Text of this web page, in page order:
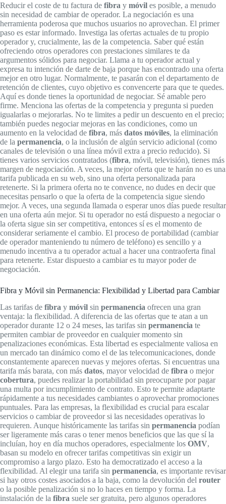
Reducir el coste de tu factura de fibra y móvil es posible, a menudo
sin necesidad de cambiar de operador. La negociación es una
herramienta poderosa que muchos usuarios no aprovechan. El primer
paso es estar informado. Investiga las ofertas actuales de tu propio
operador y, crucialmente, las de la competencia. Saber qué están
ofreciendo otros operadores con prestaciones similares te da
argumentos sólidos para negociar. Llama a tu operador actual y
expresa tu intención de darte de baja porque has encontrado una oferta
mejor en otro lugar. Normalmente, te pasarán con el departamento de
retención de clientes, cuyo objetivo es convencerte para que te quedes.
Aquí es donde tienes la oportunidad de negociar. Sé amable pero
firme. Menciona las ofertas de la competencia y pregunta si pueden
igualarlas o mejorarlas. No te limites a pedir un descuento en el precio;
también puedes negociar mejoras en las condiciones, como un
aumento en la velocidad de fibra, más datos móviles, la eliminación
de la permanencia, o la inclusión de algún servicio adicional (como
canales de televisión o una línea móvil extra a precio reducido). Si
tienes varios servicios contratados (fibra, móvil, televisión), tienes más
margen de negociación. A veces, la mejor oferta que te harán no es una
tarifa publicada en su web, sino una oferta personalizada para
retenerte. Si la primera oferta no te convence, no dudes en decir que
necesitas pensarlo o que la oferta de la competencia sigue siendo
mejor. A veces, una segunda llamada o esperar unos días puede resultar
en una oferta aún mejor. Si tu operador no está dispuesto a negociar o
la oferta sigue sin ser competitiva, entonces sí es el momento de
considerar seriamente el cambio. El proceso de portabilidad (cambiar
de operador manteniendo tu número de teléfono) es sencillo y a
menudo incentiva a tu operador actual a hacer una contraoferta final
para retenerte. Estar dispuesto a cambiar es tu mayor poder de
negociación.
Fibra y Móvil sin Permanencia: Flexibilidad y Libertad para Cambiar
Las tarifas de fibra y móvil sin permanencia ofrecen una gran
ventaja: la flexibilidad. A diferencia de las ofertas que te atan a un
operador durante 12 o 24 meses, las tarifas sin permanencia te
permiten cambiar de proveedor en cualquier momento sin
penalizaciones económicas. Esta libertad es especialmente valiosa en
un mercado tan dinámico como el de las telecomunicaciones, donde
constantemente aparecen nuevas y mejores ofertas. Si encuentras una
tarifa más barata, con más datos, mayor velocidad de fibra o mejor
cobertura, puedes realizar la portabilidad sin preocuparte por pagar
una multa por incumplimiento de contrato. Esto te permite adaptarte
rápidamente a tus necesidades cambiantes o aprovechar promociones
puntuales. Para las empresas, la flexibilidad es crucial para escalar
servicios o cambiar de proveedor si las necesidades operativas lo
requieren. Aunque históricamente las tarifas sin permanencia podían
ser ligeramente más caras o tener menos beneficios que las que sí la
incluían, hoy en día muchos operadores, especialmente los OMV,
basan su modelo en ofrecer tarifas competitivas sin exigir un
compromiso a largo plazo. Esto ha democratizado el acceso a la
flexibilidad. Al elegir una tarifa sin permanencia, es importante revisar
si hay otros costes asociados a la baja, como la devolución del router
o la posible penalización si no lo haces en tiempo y forma. La
instalación de la fibra suele ser gratuita, pero algunos operadores